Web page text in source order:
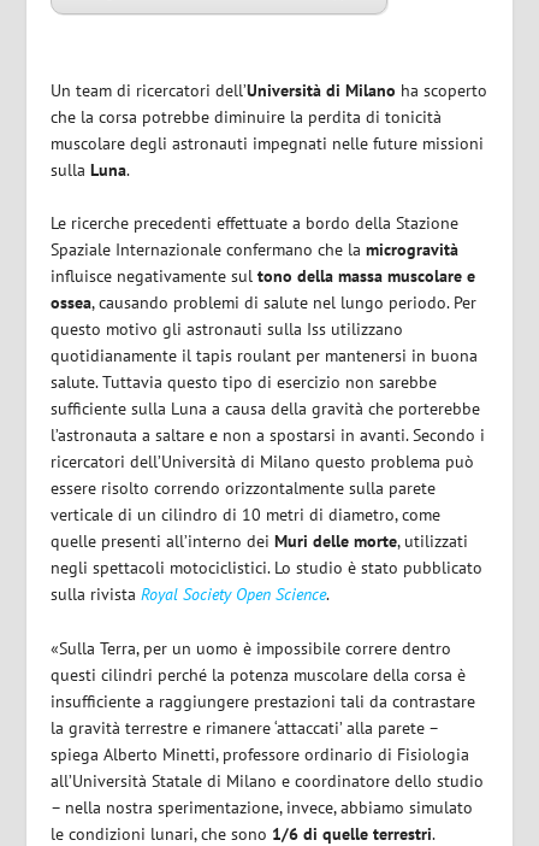
Un team di ricercatori dell’Università di Milano ha scoperto
che la corsa potrebbe diminuire la perdita di tonicità
muscolare degli astronauti impegnati nelle future missioni
sullaLuna.
Le ricerche precedenti effettuate a bordo della Stazione
Spaziale Internazionale confermano che lamicrogravità
influisce negativamente sultono della massa muscolare e
ossea, causando problemi di salute nel lungo periodo. Per
questo motivo gli astronauti sulla Iss utilizzano
quotidianamente il tapis roulant per mantenersi in buona
salute. Tuttavia questo tipo di esercizio non sarebbe
sufficiente sulla Luna a causa della gravità che porterebbe
l’astronauta a saltare e non a spostarsi in avanti. Secondo i
ricercatori dell’Università di Milano questo problema può
essere risolto correndo orizzontalmente sulla parete
verticale di un cilindro di 10 metri di diametro,come
quelle presenti all’interno deiMuri delle morte, utilizzati
negli spettacoli motociclistici. Lo studio è stato pubblicato
sulla rivistaRoyal Society Open Science.
«Sulla Terra, per un uomo è impossibile correre dentro
questi cilindri perché la potenza muscolare della corsa è
insufficiente a raggiungere prestazioni tali da contrastare
la gravità terrestre e rimanere ‘attaccati’ alla parete –
spiega Alberto Minetti, professore ordinario di Fisiologia
all’Università Statale di Milano e coordinatore dello studio
– nella nostra sperimentazione, invece, abbiamo simulato
le condizioni lunari, che sono 1/6 di quelle terrestri.